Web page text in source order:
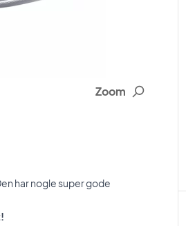
Zoom
har nogle super gode